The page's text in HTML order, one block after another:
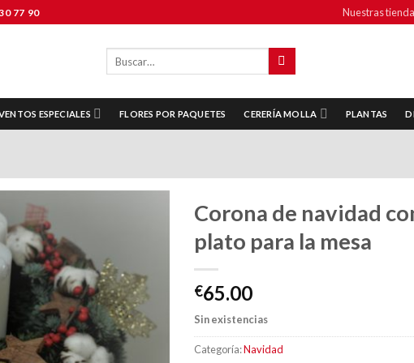
77 90 Nuestras
ESPECIALES FLORES POR PAQUETES CERERÍA MOLLA PLANTAS
Añadir
a la
lista de
deseos
Corona de navidad
plato para la mesa
€65.00
Sin existencias
Categoría:Navidad